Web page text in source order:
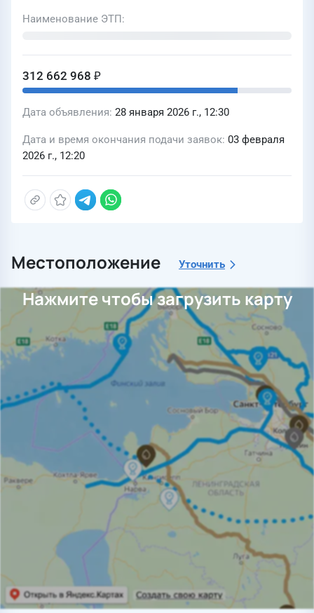
Наименование ЭТП
312 662 968 ₽
Дата объявления 28 января 2026 г., 12:30
Дата и время окончания подачи заявок 03 февраля
2026 г., 12:20
Местоположение Уточнить
Нажмите чтобы загрузить карту